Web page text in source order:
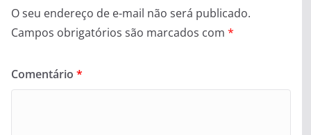
O seu endereço de e-mail não será publicado.
Campos obrigatórios são marcados com *
Comentário *